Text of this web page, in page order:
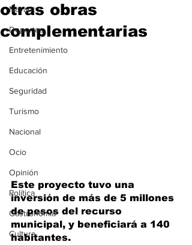
Nayarit
Deportes
Entretenimiento
Educación
Seguridad
Turismo
Nacional
Ocio
Opinión
Política
Gastronomía
Cultura
otras obras
complementarias
Este proyecto tuvo una
inversión de más de 5 millones
de pesos del recurso
municipal, y beneficiará a 140
habitantes.